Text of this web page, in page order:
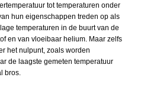
tot temperaturen onder
hun eigenschappen treden op als
temperaturen in de buurt van de
en van vloeibaar helium. Maar zelfs
het nulpunt, zoals worden
de laagste gemeten temperatuur
bros.